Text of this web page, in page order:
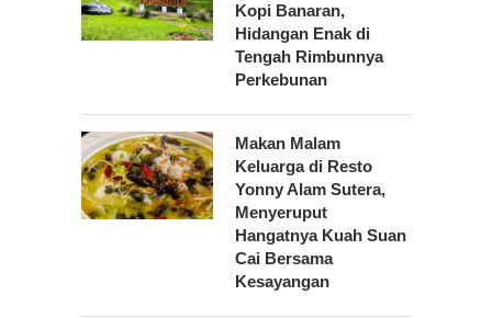
Kopi Banaran,
Hidangan Enak di
Tengah Rimbunnya
Perkebunan
Makan Malam
Keluarga di Resto
Yonny Alam Sutera,
Menyeruput
Hangatnya Kuah Suan
Cai Bersama
Kesayangan